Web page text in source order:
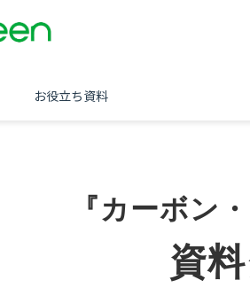
お役立ち資料
『カーボン
資